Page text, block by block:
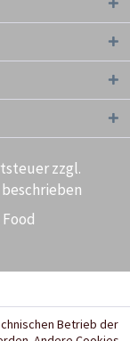
zzgl.
Betrieb der